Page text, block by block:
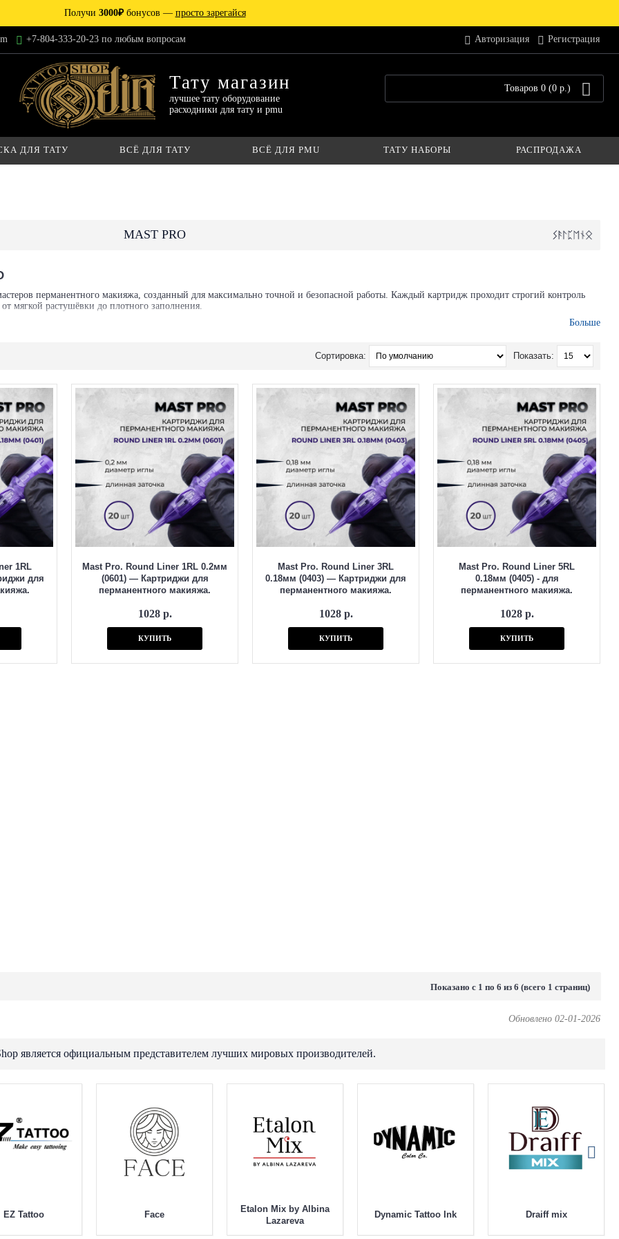
Получи 3000₽бонусов — просто зарегайся
+7-804-333-20-23 по любым вопросам Авторизация Регистрация
Тату магазин
лучшее тату оборудование
расходники для тату и pmu
Товаров 0 (0 р.)
ДЛЯ ТАТУ ВСЁ ДЛЯ ТАТУ ВСЁ ДЛЯ PMU ТАТУ НАБОРЫ РАСПРОДАЖА
MAST PRO
перманентного макияжа, созданный для максимально точной и безопасной работы. Каждый картридж проходит строгий контроль
мягкой растушёвки до плотного заполнения.
. Все картриджи предназначены исключительно для
комфорт во время процедуры, а четыре утолщённых стержня конструкцииповышают прочность и долговечность.
в официальном интернет-магазине Odin Tattoo Shop с гарантией оригинальности и быстрой доставкой по всей России.
Больше
Показать:
Сортировка:
1RL
для
Mast Pro. Round Liner 1RL 0.2мм
(0601) — Картриджи для
перманентного макияжа.
1028 р.
КУПИТЬ
Mast Pro. Round Liner 3RL
0.18мм (0403) — Картриджи для
перманентного макияжа.
1028 р.
КУПИТЬ
Mast Pro. Round Liner 5RL
0.18мм (0405) - для
перманентного макияжа.
1028 р.
КУПИТЬ
Показано с 1 по 6 из 6 (всего 1 страниц)
Обновлено 02-01-2026
является официальным представителем лучших мировых производителей.
Critical Ambition Tattoo